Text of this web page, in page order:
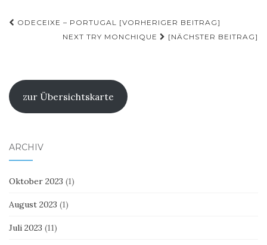
Beitragsnavigation
ODECEIXE – PORTUGAL [VORHERIGER BEITRAG]
NEXT TRY MONCHIQUE
[NÄCHSTER BEITRAG]
zur Übersichtskarte
ARCHIV
Oktober 2023 (1)
August 2023 (1)
Juli 2023 (11)